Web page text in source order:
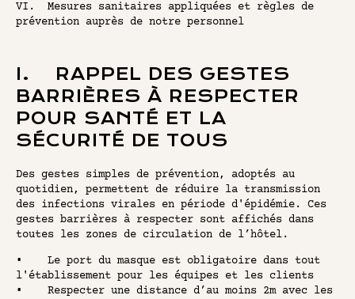
VI. Mesures sanitaires appliquées et règles de
prévention auprès de notre personnel
I. RAPPEL DES GESTES
BARRIÈRES À RESPECTER
POUR SANTÉ ET LA
SÉCURITÉ DE TOUS
Des gestes simples de prévention, adoptés au
quotidien, permettent de réduire la transmission
des infections virales en période d'épidémie. Ces
gestes barrières à respecter sont affichés dans
toutes les zones de circulation de l’hôtel.
• Le port du masque est obligatoire dans tout
l'établissement pour les équipes et les clients
• Respecter une distance d’au moins 2m avec les